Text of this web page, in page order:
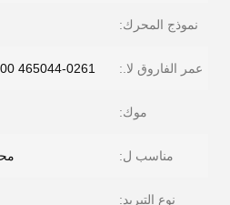
نموذج المحرك:
عمر الفاروق لا.: 465044-0261 6137-82-8200
موك:
مناسب ل:
نوع التبريد: